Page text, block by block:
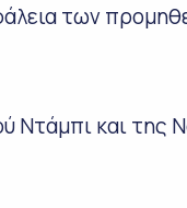
των
Ντάμπι και της